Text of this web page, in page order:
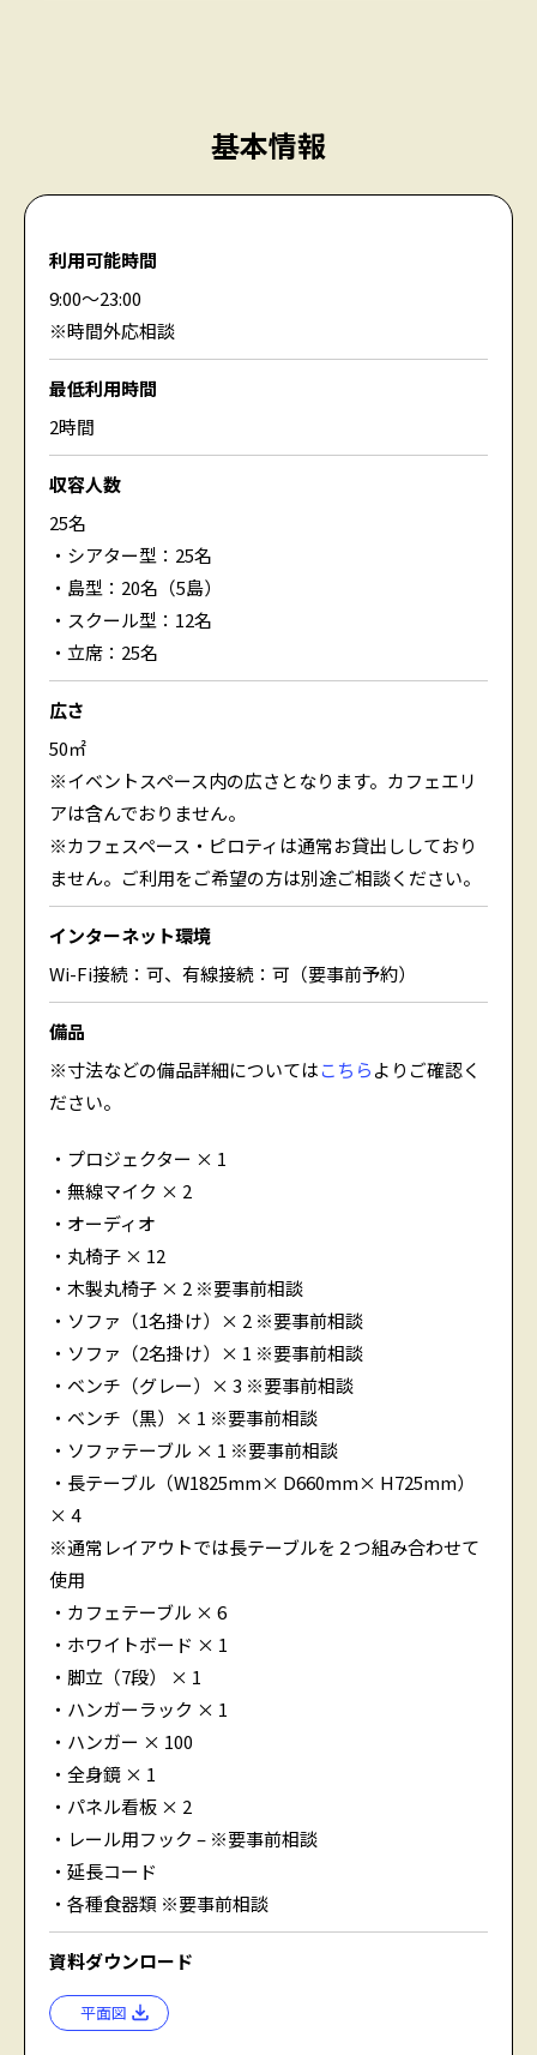
基本情報
利用可能時間
9:00〜23:00
※時間外応相談
最低利用時間
2時間
収容人数
25名
・シアター型：25名
・島型：20名（5島）
・スクール型：12名
・立席：25名
広さ
50㎡
※イベントスペース内の広さとなります。カフェエリ
アは含んでおりません。
※カフェスペース・ピロティは通常お貸出ししており
ません。ご利用をご希望の方は別途ご相談ください。
インターネット環境
Wi-Fi接続：可、有線接続：可（要事前予約）
備品
※寸法などの備品詳細についてはこちらよりご確認く
ださい。
・プロジェクター × 1
・無線マイク × 2
・オーディオ
・丸椅子 × 12
・木製丸椅子 × 2 ※要事前相談
・ソファ（1名掛け）× 2 ※要事前相談
・ソファ（2名掛け）× 1 ※要事前相談
・ベンチ（グレー）× 3 ※要事前相談
・ベンチ（黒）× 1 ※要事前相談
・ソファテーブル × 1 ※要事前相談
・長テーブル（W1825mm× D660mm× H725mm）
× 4
※通常レイアウトでは長テーブルを２つ組み合わせて
使用
・カフェテーブル × 6
・ホワイトボード × 1
・脚立（7段） × 1
・ハンガーラック × 1
・ハンガー × 100
・全身鏡 × 1
・パネル看板 × 2
・レール用フック – ※要事前相談
・延長コード
・各種食器類 ※要事前相談
資料ダウンロード
平面図